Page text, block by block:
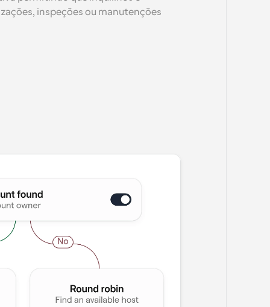
inspeções ou manutenções